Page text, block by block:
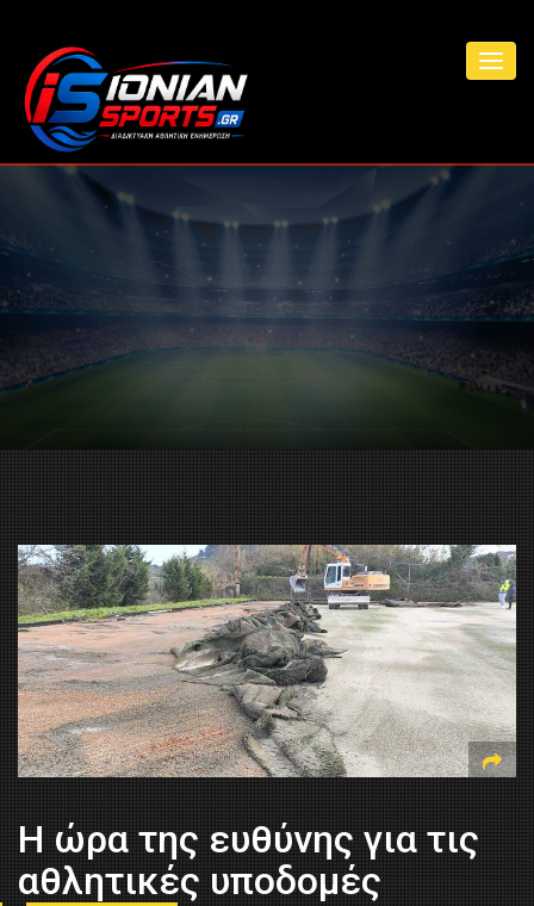
Η ώρα της ευθύνης για τις
αθλητικές υποδομές